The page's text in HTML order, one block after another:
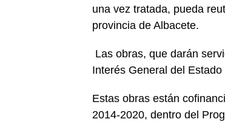
una vez tratada, pueda
provincia de Albacete.
Las obras, que darán
Interés General del
Estas obras están
2014-2020, dentro del